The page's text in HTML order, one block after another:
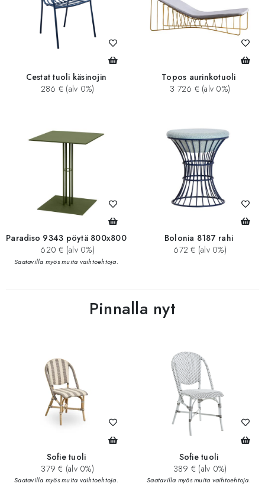
Cestat tuoli käsinojin
286 € (alv 0%)
Topos aurinkotuoli
3 726 € (alv 0%)
Paradiso 9343 pöytä 800x800
620 € (alv 0%)
Saatavilla myös muita vaihtoehtoja.
Bolonia 8187 rahi
672 € (alv 0%)
Pinnalla nyt
Sofie tuoli
379 € (alv 0%)
Saatavilla myös muita vaihtoehtoja.
Sofie tuoli
389 € (alv 0%)
Saatavilla myös muita vaihtoehtoja.